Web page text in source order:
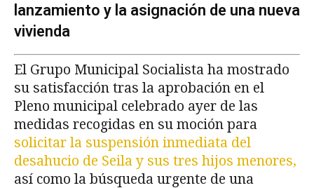
lanzamiento y la asignación de una nueva
vivienda
El Grupo Municipal Socialista ha mostrado
su satisfacción tras la aprobación en el
Pleno municipal celebrado ayer de las
medidas recogidas en su moción para
solicitar la suspensión inmediata del
desahucio de Seila y sus tres hijos menores,
así como la búsqueda urgente de una